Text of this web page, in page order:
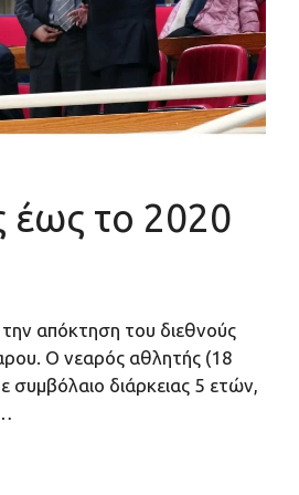
έως το 2020
απόκτηση του διεθνούς
Ο νεαρός αθλητής (18
συμβόλαιο διάρκειας 5 ετών,